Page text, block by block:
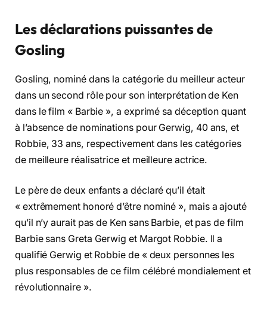
Les déclarations puissantes de
Gosling
Gosling, nominé dans la catégorie du meilleur acteur
dans un second rôle pour son interprétation de Ken
dans le film « Barbie », a exprimé sa déception quant
à l’absence de nominations pour Gerwig, 40 ans, et
Robbie, 33 ans, respectivement dans les catégories
de meilleure réalisatrice et meilleure actrice.
Le père de deux enfants a déclaré qu’il était
« extrêmement honoré d’être nominé », mais a ajouté
qu’il n’y aurait pas de Ken sans Barbie, et pas de film
Barbie sans Greta Gerwig et Margot Robbie. Il a
qualifié Gerwig et Robbie de « deux personnes les
plus responsables de ce film célébré mondialement et
révolutionnaire ».